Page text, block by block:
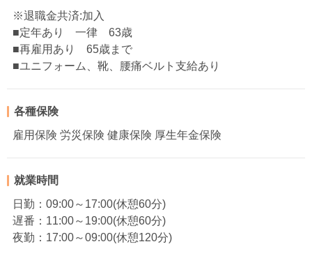
※退職金共済:加入
■定年あり 一律 63歳
■再雇用あり 65歳まで
■ユニフォーム、靴、腰痛ベルト支給あり
各種保険
雇用保険 労災保険 健康保険 厚生年金保険
就業時間
日勤：09:00～17:00(休憩60分)
遅番：11:00～19:00(休憩60分)
夜勤：17:00～09:00(休憩120分)